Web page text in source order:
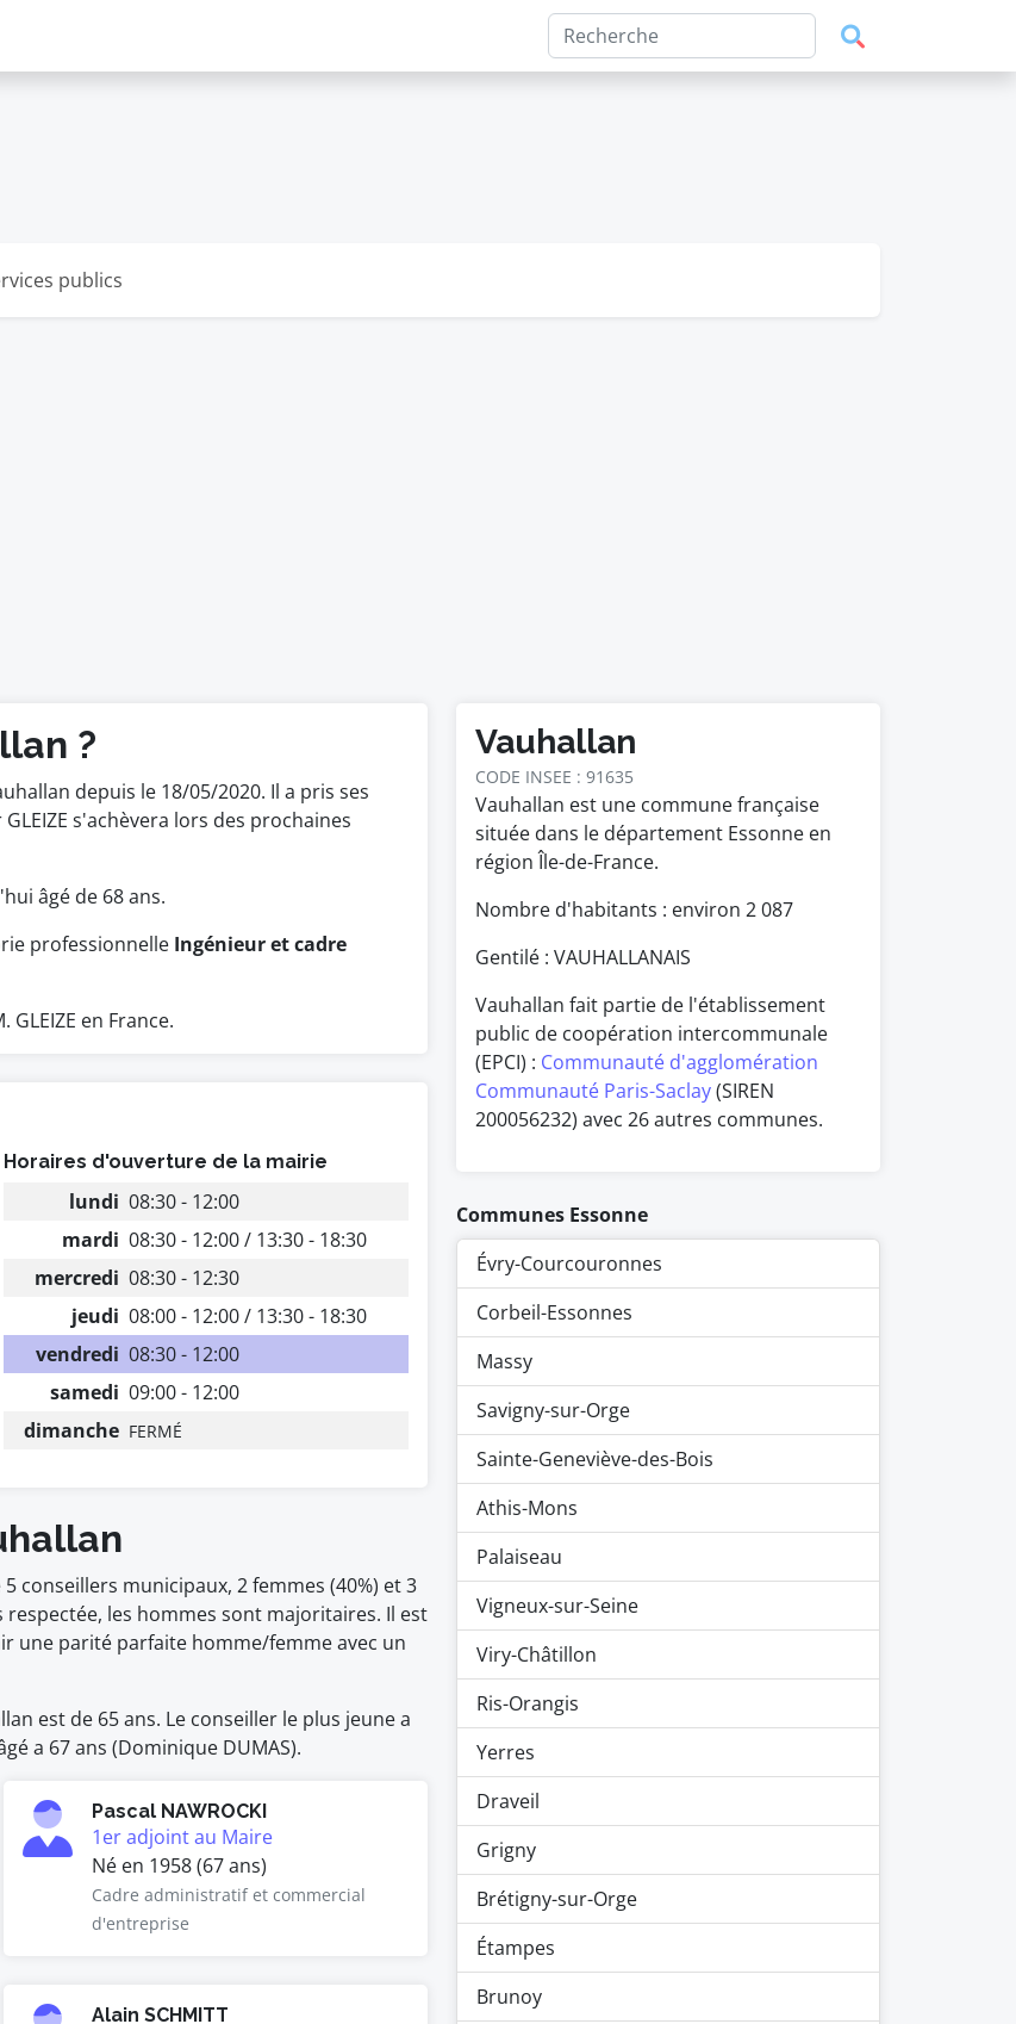
publics
?
depuis le 18/05/2020. Il a pris ses
s'achèvera lors des prochaines
âgé de 68 ans.
professionnelle Ingénieur et cadre
en France.
Horaires d'ouverture de la mairie
lundi 08:30 - 12:00
mardi 08:30 - 12:00 / 13:30 - 18:30
mercredi 08:30 - 12:30
jeudi 08:00 - 12:00 / 13:30 - 18:30
vendredi 08:30 - 12:00
samedi 09:00 - 12:00
dimanche FERMÉ
conseillers municipaux, 2 femmes (40%) et 3
les hommes sont majoritaires. Il est
une parité parfaite homme/femme avec un
est de 65 ans. Le conseiller le plus jeune a
a 67 ans (Dominique DUMAS).
Pascal NAWROCKI
1er adjoint au Maire
Né en 1958 (67 ans)
Cadre administratif et commercial
d'entreprise
Alain SCHMITT
Vauhallan
CODE INSEE : 91635
Vauhallan est une commune française
située dans le département Essonne en
région Île-de-France.
Nombre d'habitants : environ 2 087
Gentilé : VAUHALLANAIS
Vauhallan fait partie de l'établissement
public de coopération intercommunale
(EPCI) : Communauté d'agglomération
Communauté Paris-Saclay(SIREN
200056232) avec 26 autres communes.
Communes Essonne
Évry-Courcouronnes
Corbeil-Essonnes
Massy
Savigny-sur-Orge
Sainte-Geneviève-des-Bois
Athis-Mons
Palaiseau
Vigneux-sur-Seine
Viry-Châtillon
Ris-Orangis
Yerres
Draveil
Grigny
Brétigny-sur-Orge
Étampes
Brunoy